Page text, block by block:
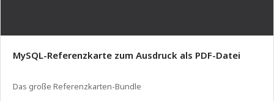
MySQL-Referenzkarte zum Ausdruck als PDF-Datei
Das große Referenzkarten-Bundle